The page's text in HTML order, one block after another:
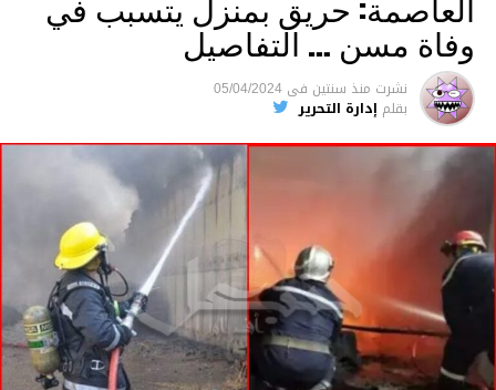
متابعة
قسم الاخبار
وفاة مسن … التفاصيل
نشرت منذ سنتين فى 05/04/2024
بقلم إدارة التحرير